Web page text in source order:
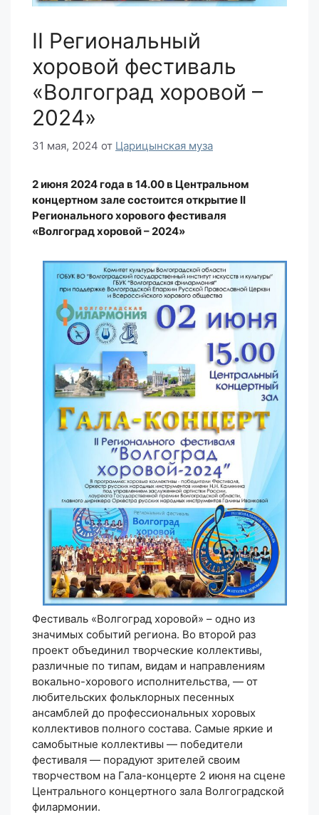
II Региональный
хоровой фестиваль
«Волгоград хоровой –
2024»
31 мая, 2024 от Царицынская муза
2 июня 2024 года в 14.00 в Центральном
концертном зале состоится открытие II
Регионального хорового фестиваля
«Волгоград хоровой – 2024»
Фестиваль «Волгоград хоровой» – одно из
значимых событий региона. Во второй раз
проект объединил творческие коллективы,
различные по типам, видам и направлениям
вокально-хорового исполнительства, — от
любительских фольклорных песенных
ансамблей до профессиональных хоровых
коллективов полного состава. Самые яркие и
самобытные коллективы — победители
фестиваля — порадуют зрителей своим
творчеством на Гала-концерте 2 июня на сцене
Центрального концертного зала Волгоградской
филармонии.